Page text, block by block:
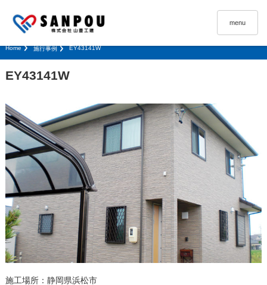
menu
Home 施行事例 EY43141W
EY43141W
施工場所：静岡県浜松市